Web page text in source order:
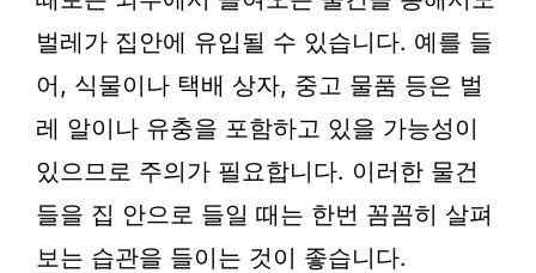
벌레가 집안에 유입될 수 있습니다. 예를 들
어, 식물이나 택배 상자, 중고 물품 등은 벌
레 알이나 유충을 포함하고 있을 가능성이
있으므로 주의가 필요합니다. 이러한 물건
들을 집 안으로 들일 때는 한번 꼼꼼히 살펴
보는 습관을 들이는 것이 좋습니다.